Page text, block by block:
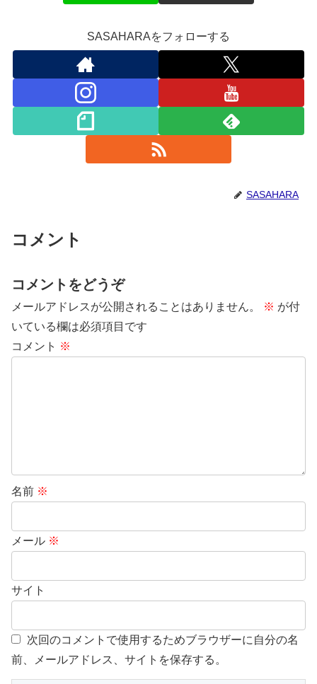
SASAHARAをフォローする
SASAHARA
コメント
コメントをどうぞ
メールアドレスが公開されることはありません。 ※ が付
いている欄は必須項目です
コメント ※
名前 ※
メール ※
サイト
次回のコメントで使用するためブラウザーに自分の名
前、メールアドレス、サイトを保存する。